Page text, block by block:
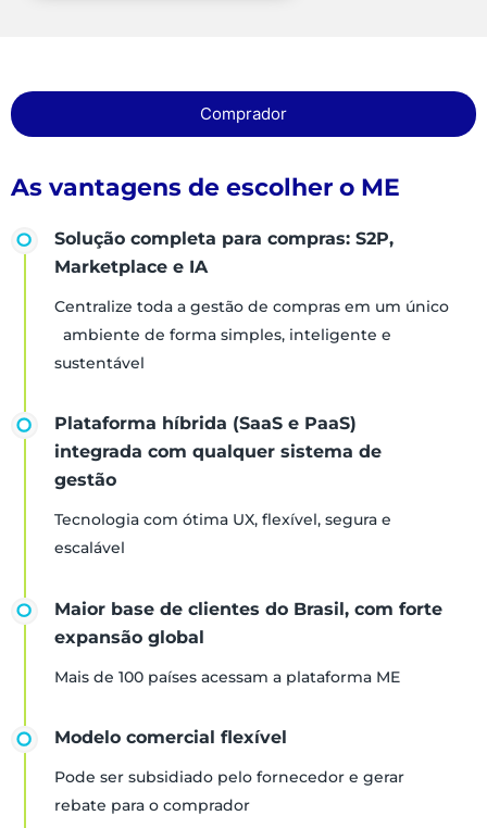
Comprador
As vantagens de escolher o ME
Solução completa para compras: S2P,
Marketplace e IA
Centralize toda a gestão de compras em um único
ambiente de forma simples, inteligente e
sustentável
Plataforma híbrida (SaaS e PaaS)
integrada com qualquer sistema de
gestão
Tecnologia com ótima UX, flexível, segura e
escalável
Maior base de clientes do Brasil, com forte
expansão global
Mais de 100 países acessam a plataforma ME
Modelo comercial flexível
Pode ser subsidiado pelo fornecedor e gerar
rebate para o comprador